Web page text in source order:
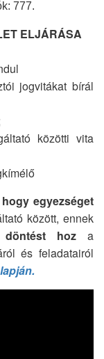
777.
ELJÁRÁSA
jogvitákat bírál
közötti vita
egyezséget
között, ennek
döntést hoz a
és feladatairól